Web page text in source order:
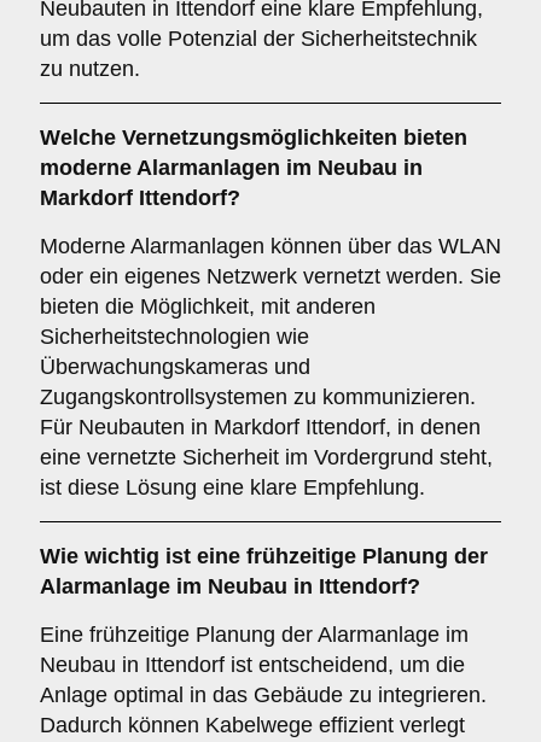
Neubauten in Ittendorf eine klare Empfehlung,
um das volle Potenzial der Sicherheitstechnik
zu nutzen.
Welche Vernetzungsmöglichkeiten bieten
moderne Alarmanlagen im Neubau in
Markdorf Ittendorf?
Moderne Alarmanlagen können über das WLAN
oder ein eigenes Netzwerk vernetzt werden. Sie
bieten die Möglichkeit, mit anderen
Sicherheitstechnologien wie
Überwachungskameras und
Zugangskontrollsystemen zu kommunizieren.
Für Neubauten in Markdorf Ittendorf, in denen
eine vernetzte Sicherheit im Vordergrund steht,
ist diese Lösung eine klare Empfehlung.
Wie wichtig ist eine frühzeitige Planung der
Alarmanlage im Neubau in Ittendorf?
Eine frühzeitige Planung der Alarmanlage im
Neubau in Ittendorf ist entscheidend, um die
Anlage optimal in das Gebäude zu integrieren.
Dadurch können Kabelwege effizient verlegt